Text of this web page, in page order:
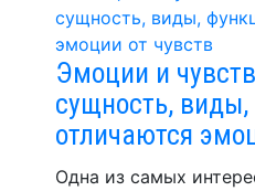
Эмоции и
сущность,
отличаются
Одна из самых